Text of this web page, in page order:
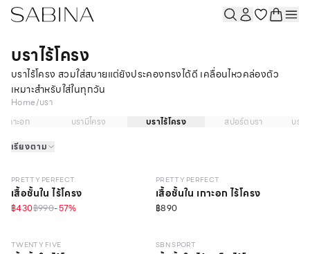
บราไร้โครง
บราไร้โครง สวมใส่สบายแต่ยังประคองทรงได้ดี เคลื่อนไหวคล่องตัว
เหมาะสำหรับใส่ในทุกวัน
Home/บรา
เกาะอก
บรามีโครง บราไร้โครง สปอร์ตบรา
บรา
เรียงตาม
NEW LEVEL 1
PRETTY PERFECT
เสื้อชั้นใน ไร้โครง
฿430฿990-57%
PRETTY PERFECT
เสื้อชั้นใน เกาะอก ไร้โครง
฿890
NEW
LEVEL 2
ONLINE EXCLUSIVE
TWENTY FIVE
NEW
SBN SPORT